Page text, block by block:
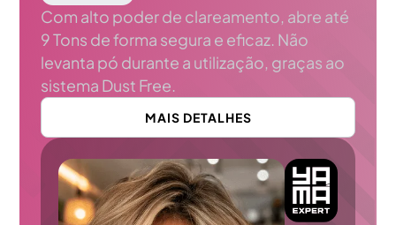
Com alto poder de clareamento, abre até
9 Tons de forma segura e eficaz. Não
levanta pó durante a utilização, graças ao
sistema Dust Free.
MAIS DETALHES